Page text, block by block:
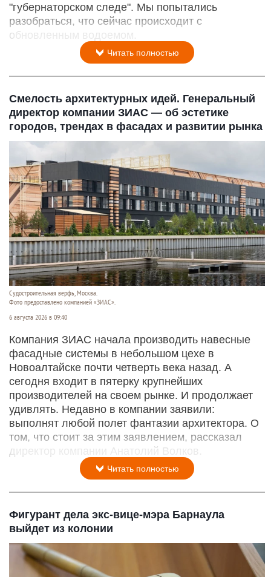
"губернаторском следе". Мы попытались
разобраться, что сейчас происходит с
обновленным водоемом.
Читать полностью
Смелость архитектурных идей. Генеральный
директор компании ЗИАС — об эстетике
городов, трендах в фасадах и развитии рынка
Судостроитель­ная верфь, Москва.
Фото предоставлено компанией «ЗИАС».
6 августа 2026 в 09:40
Компания ЗИАС начала производить навесные
фасадные системы в небольшом цехе в
Новоалтайске почти четверть века назад. А
сегодня входит в пятерку крупнейших
производителей на своем рынке. И продолжает
удивлять. Недавно в компании заявили:
выполнят любой полет фантазии архитектора. О
том, что стоит за этим заявлением, рассказал
директор компании Анатолий Волков.
Читать полностью
Фигурант дела экс-вице-мэра Барнаула
выйдет из колонии